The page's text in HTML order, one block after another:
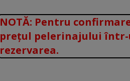
NOTĂ: Pentru
prețul pelerinajului într-
rezervarea.